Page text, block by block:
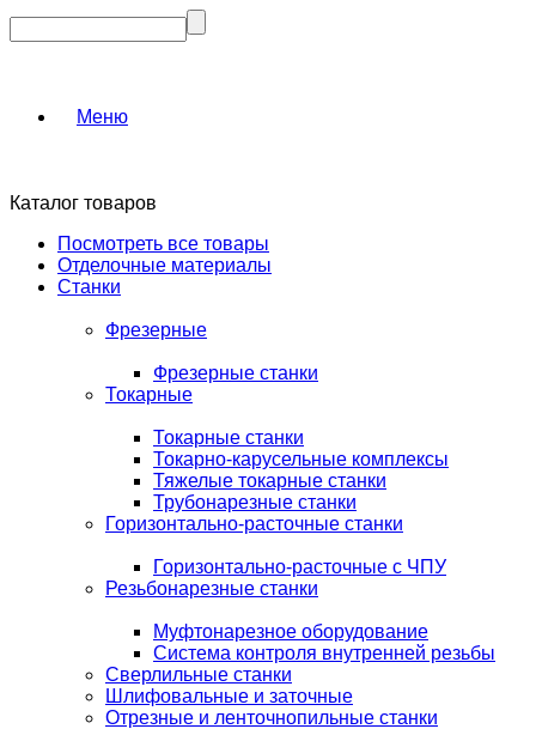
Меню
Каталог товаров
Посмотреть все товары
Отделочные материалы
Станки
Фрезерные
Фрезерные станки
Токарные
Токарные станки
Токарно-карусельные комплексы
Тяжелые токарные станки
Трубонарезные станки
Горизонтально-расточные станки
Горизонтально-расточные с ЧПУ
Резьбонарезные станки
Муфтонарезное оборудование
Система контроля внутренней резьбы
Сверлильные станки
Шлифовальные и заточные
Отрезные и ленточнопильные станки